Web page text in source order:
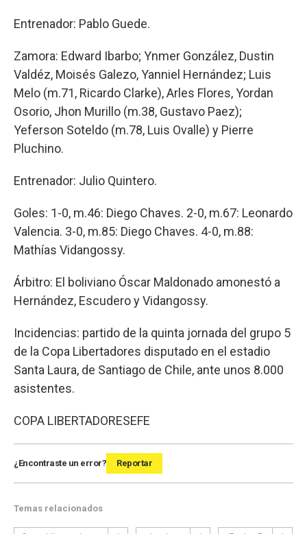
Entrenador: Pablo Guede.
Zamora: Edward Ibarbo; Ynmer González, Dustin
Valdéz, Moisés Galezo, Yanniel Hernández; Luis
Melo (m.71, Ricardo Clarke), Arles Flores, Yordan
Osorio, Jhon Murillo (m.38, Gustavo Paez);
Yeferson Soteldo (m.78, Luis Ovalle) y Pierre
Pluchino.
Entrenador: Julio Quintero.
Goles: 1-0, m.46: Diego Chaves. 2-0, m.67: Leonardo
Valencia. 3-0, m.85: Diego Chaves. 4-0, m.88:
Mathías Vidangossy.
Árbitro: El boliviano Óscar Maldonado amonestó a
Hernández, Escudero y Vidangossy.
Incidencias: partido de la quinta jornada del grupo 5
de la Copa Libertadores disputado en el estadio
Santa Laura, de Santiago de Chile, ante unos 8.000
asistentes.
COPA LIBERTADORESEFE
¿Encontraste un error? Reportar
Temas relacionados